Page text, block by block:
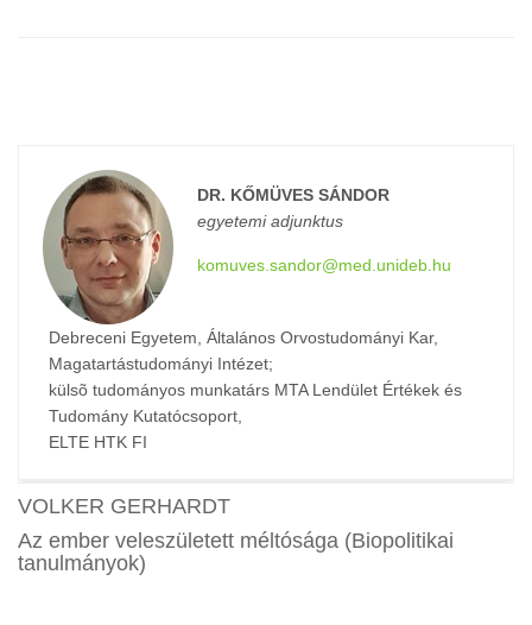
DR. KŐMÜVES SÁNDOR
egyetemi adjunktus
komuves.sandor@med.unideb.hu
Debreceni Egyetem, Általános Orvostudományi Kar,
Magatartástudományi Intézet;
külsõ tudományos munkatárs MTA Lendület Értékek és
Tudomány Kutatócsoport,
ELTE HTK FI
VOLKER GERHARDT
Az ember veleszületett méltósága (Biopolitikai
tanulmányok)